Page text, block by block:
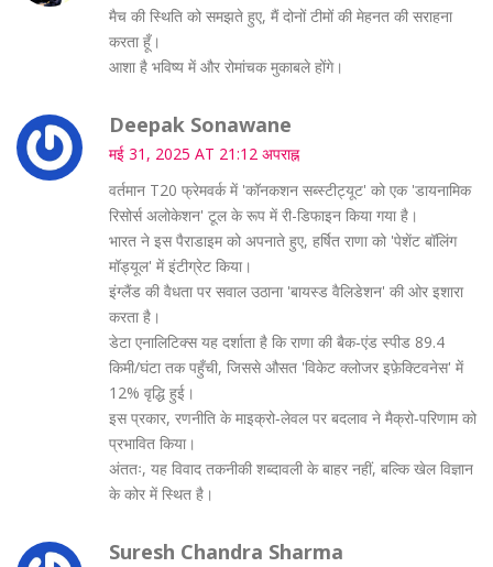
मैच की स्थिति को समझते हुए, मैं दोनों टीमों की मेहनत की सराहना
करता हूँ।
आशा है भविष्य में और रोमांचक मुकाबले होंगे।
Deepak Sonawane
मई 31, 2025 AT 21:12 अपराह्न
वर्तमान T20 फ्रेमवर्क में 'कॉनकशन सब्स्टीट्यूट' को एक 'डायनामिक
रिसोर्स अलोकेशन' टूल के रूप में री-डिफाइन किया गया है।
भारत ने इस पैराडाइम को अपनाते हुए, हर्षित राणा को 'पेशेंट बॉलिंग
मॉड्यूल' में इंटीग्रेट किया।
इंग्लैंड की वैधता पर सवाल उठाना 'बायस्ड वैलिडेशन' की ओर इशारा
करता है।
डेटा एनालिटिक्स यह दर्शाता है कि राणा की बैक‑एंड स्पीड 89.4
किमी/घंटा तक पहुँची, जिससे औसत 'विकेट क्लोजर इफ़ेक्टिवनेस' में
12% वृद्धि हुई।
इस प्रकार, रणनीति के माइक्रो‑लेवल पर बदलाव ने मैक्रो‑परिणाम को
प्रभावित किया।
अंततः, यह विवाद तकनीकी शब्दावली के बाहर नहीं, बल्कि खेल विज्ञान
के कोर में स्थित है।
Suresh Chandra Sharma